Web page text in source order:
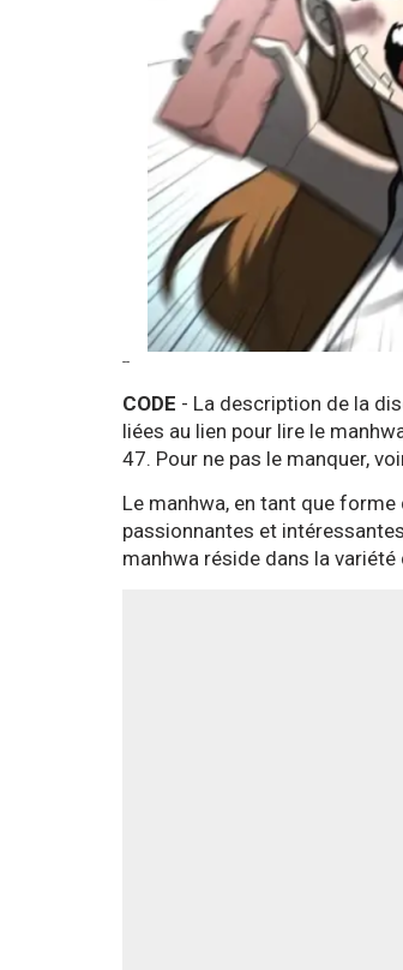
--
CODE - La description de la
liées au lien pour lire le
47. Pour ne pas le manquer,
Le manhwa, en tant que
passionnantes et
manhwa réside dans la